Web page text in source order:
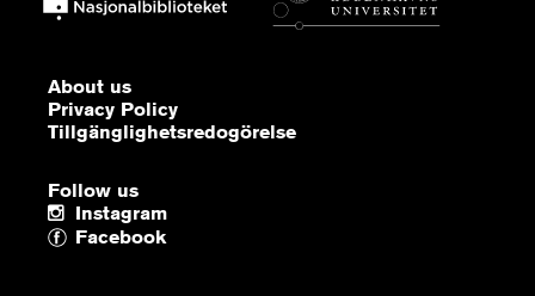
About us
Privacy Policy
Tillgänglighetsredogörelse
Follow us
Instagram
Facebook